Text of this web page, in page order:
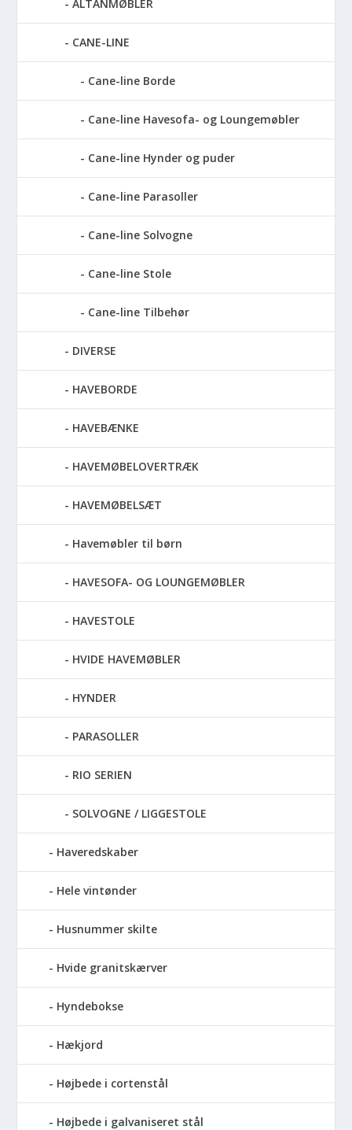
ALTANMØBLER
CANE-LINE
Cane-line Borde
Cane-line Havesofa- og Loungemøbler
Cane-line Hynder og puder
Cane-line Parasoller
Cane-line Solvogne
Cane-line Stole
Cane-line Tilbehør
DIVERSE
HAVEBORDE
HAVEBÆNKE
HAVEMØBELOVERTRÆK
HAVEMØBELSÆT
Havemøbler til børn
HAVESOFA- OG LOUNGEMØBLER
HAVESTOLE
HVIDE HAVEMØBLER
HYNDER
PARASOLLER
RIO SERIEN
SOLVOGNE / LIGGESTOLE
Haveredskaber
Hele vintønder
Husnummer skilte
Hvide granitskærver
Hyndebokse
Hækjord
Højbede i cortenstål
Højbede i galvaniseret stål